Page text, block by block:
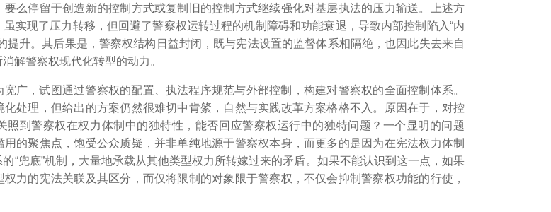
要么停留于创造新的控制方式或复制旧的控制方式继续强化对基层执法的压力输送。
上述方
实现了压力转移，但回避了警察权运转过程的机制障碍和功能衰退，导致内部控制陷入“内
提升。其后果是，警察权结构日益封闭，既与宪法设置的监督体系相隔绝，也因此失去来自
解警察权现代化转型的动力。
广，试图通过警察权的配置、执法程序规范与外部控制，构建对警察权的全面控制体系。
处理，但给出的方案仍然很难切中肯綮，自然与实践改革方案格格不入。原因在于，对控
照到警察权在权力体制中的独特性，能否回应警察权运行中的独特问题？一个显明的问题
的聚焦点，饱受公众质疑，并非单纯地源于警察权本身，而更多的是因为在宪法权力体制
“兜底”机制，大量地承载从其他类型权力所转嫁过来的矛盾。如果不能认识到这一点，如果
力的宪法关联及其区分，而仅将限制的对象限于警察权，不仅会抑制警察权功能的行使，